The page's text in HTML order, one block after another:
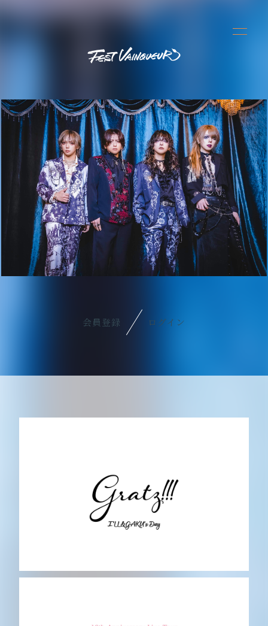
INFORMATION
VIDEO
DISCOGRAPHY
STREAMINGS
ONLINE STORE
CONTACT
RULES
BLOG
MOVIE
PHOTO
ログイン
会員登録 ログイン